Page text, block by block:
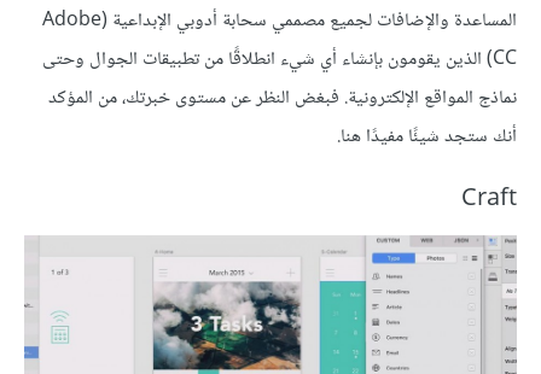
المساعدة والإضافات لجميع مصممي سحابة أدوبي الإبداعية (Adobe
CC) الذين يقومون بإنشاء أي شيء انطلاقًا من تطبيقات الجوال وحتى
نماذج المواقع الإلكترونية. فبغض النظر عن مستوى خبرتك، من المؤكد
أنك ستجد شيئًا مفيدًا هنا.
Craft